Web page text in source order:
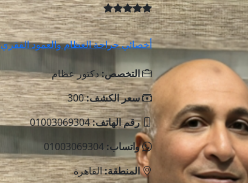
أخصائي جراحة العظام والعمود الفقري
التخصص:دكتور عظام
سعر الكشف:300
رقم الهاتف:01003069304
واتساب: 01003069304
المنطقة:القاهرة